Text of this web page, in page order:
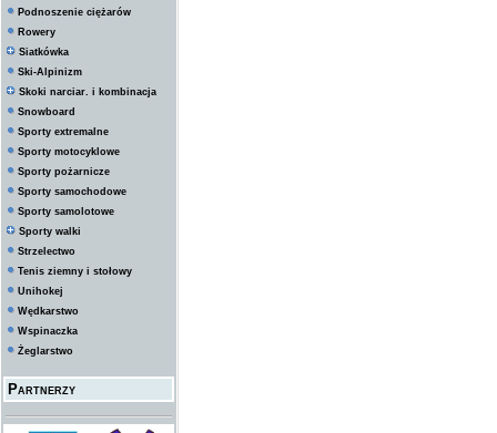
Podnoszenie ciężarów
Rowery
Siatkówka
Ski-Alpinizm
Skoki narciar. i kombinacja
Snowboard
Sporty extremalne
Sporty motocyklowe
Sporty pożarnicze
Sporty samochodowe
Sporty samolotowe
Sporty walki
Strzelectwo
Tenis ziemny i stołowy
Unihokej
Wędkarstwo
Wspinaczka
Żeglarstwo
Partnerzy